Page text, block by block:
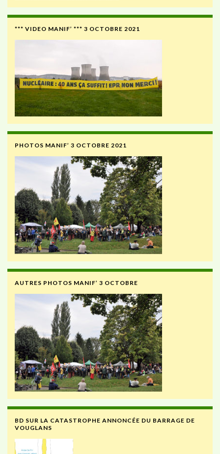
*** VIDEO MANIF’ *** 3 OCTOBRE 2021
PHOTOS MANIF’ 3 OCTOBRE 2021
AUTRES PHOTOS MANIF’ 3 OCTOBRE
BD SUR LA CATASTROPHE ANNONCÉE DU BARRAGE DE
VOUGLANS